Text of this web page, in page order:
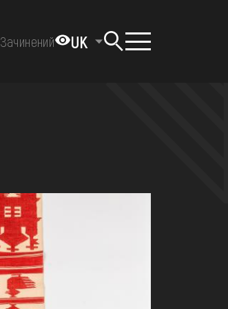
Зачинений UK